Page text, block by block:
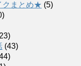
クまとめ★ (5)
(43)